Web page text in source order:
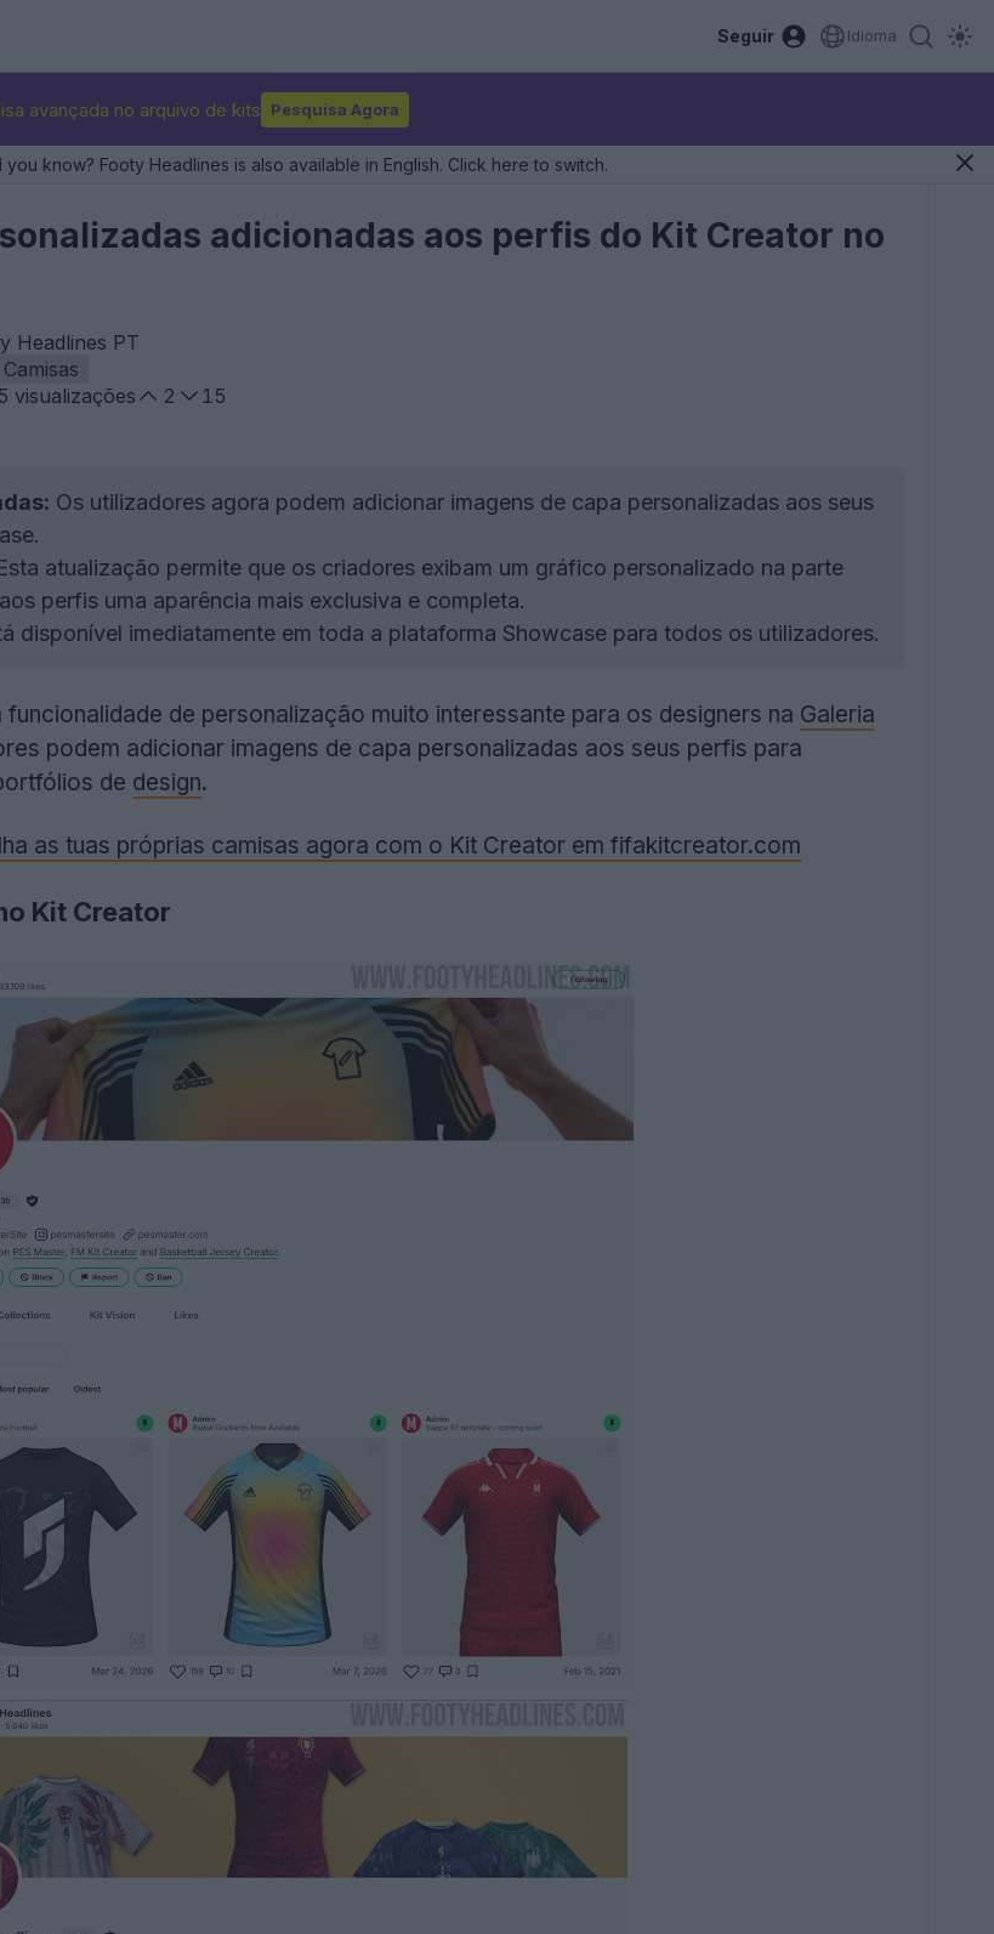
Seguir Idioma
avançada no arquivo de kits Pesquisa Agora
you know? Footy Headlines is also available in English. Click here to switch.
adicionadas aos perfis do Kit Creator no
Headlines PT
Camisas
visualizações 2
15
Os utilizadores agora podem adicionar imagens de capa personalizadas aos seus
atualização permite que os criadores exibam um gráfico personalizado na parte
perfis uma aparência mais exclusiva e completa.
disponível imediatamente em toda a plataforma Showcase para todos os utilizadores.
de personalização muito interessante para os designers na Galeria
podem adicionar imagens de capa personalizadas aos seus perfis para
de design.
as tuas próprias camisas agora com o Kit Creator em fifakitcreator.com
Kit Creator